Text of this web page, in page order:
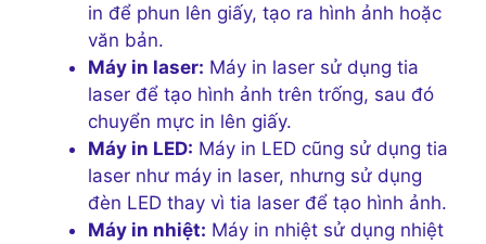
in để phun lên giấy, tạo ra hình ảnh hoặc
văn bản.
Máy in laser: Máy in laser sử dụng tia
laser để tạo hình ảnh trên trống, sau đó
chuyển mực in lên giấy.
Máy in LED: Máy in LED cũng sử dụng tia
laser như máy in laser, nhưng sử dụng
đèn LED thay vì tia laser để tạo hình ảnh.
Máy in nhiệt: Máy in nhiệt sử dụng nhiệt